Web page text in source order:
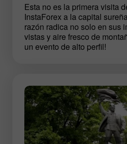
Esta no es la primera visita
InstaForex a la capital
razón radica no solo en sus
vistas y aire fresco de
un evento de alto perfil!